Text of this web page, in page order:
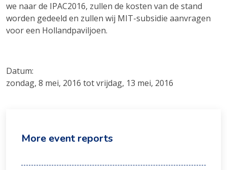
we naar de IPAC2016, zullen de kosten van de stand
worden gedeeld en zullen wij MIT-subsidie aanvragen
voor een Hollandpaviljoen.
Datum:
zondag, 8 mei, 2016 tot vrijdag, 13 mei, 2016
More event reports